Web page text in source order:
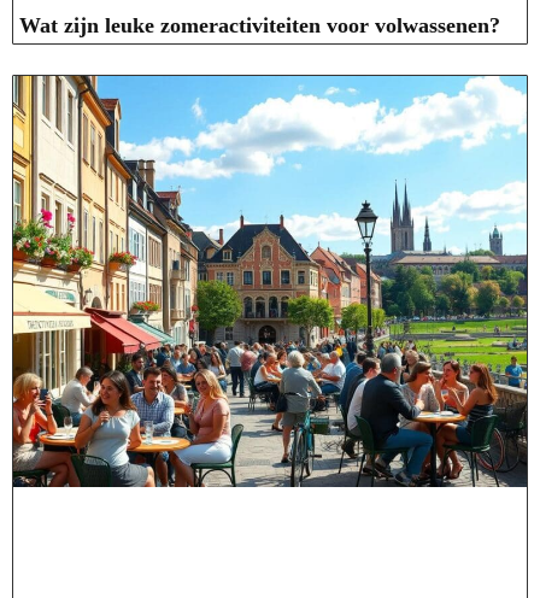
Wat zijn leuke zomeractiviteiten voor volwassenen?